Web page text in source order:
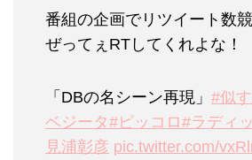
番組の企画でリツイート数競
ぜってぇRTしてくれよな！
「DBの名シーン再現」 #似
ベジータ#ピッコロ#ラディ
見浦彰彦 pic.twitter.com/